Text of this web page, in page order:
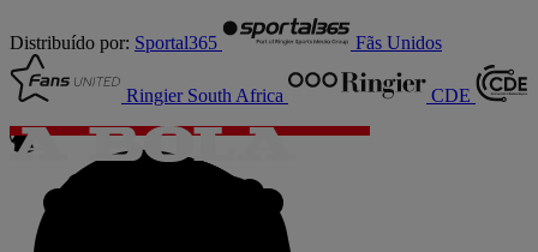
Distribuído por: Sportal365 Fãs Unidos
Ringier South Africa CDE